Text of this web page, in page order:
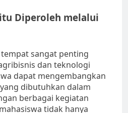
Diperoleh melalui
sangat penting
dan teknologi
dapat mengembangkan
dibutuhkan dalam
berbagai kegiatan
tidak hanya